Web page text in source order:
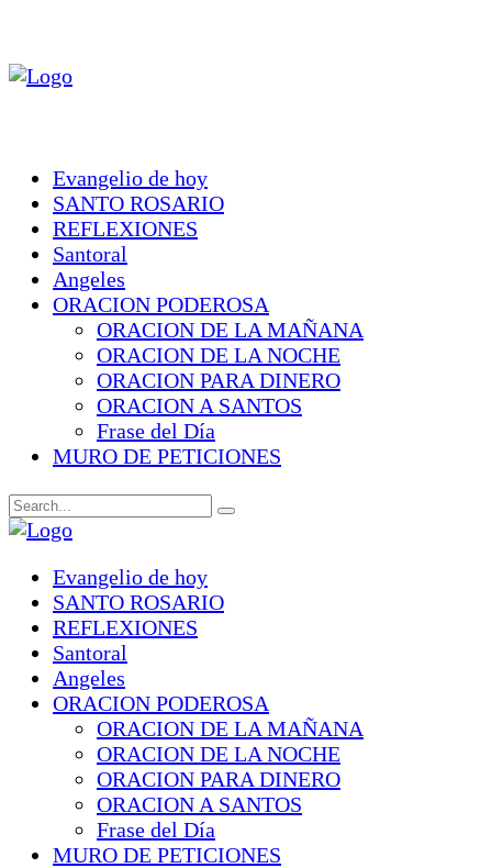
Evangelio de hoy
SANTO ROSARIO
REFLEXIONES
Santoral
Angeles
ORACION PODEROSA
ORACION DE LA MAÑANA
ORACION DE LA NOCHE
ORACION PARA DINERO
ORACION A SANTOS
Frase del Día
MURO DE PETICIONES
Evangelio de hoy
SANTO ROSARIO
REFLEXIONES
Santoral
Angeles
ORACION PODEROSA
ORACION DE LA MAÑANA
ORACION DE LA NOCHE
ORACION PARA DINERO
ORACION A SANTOS
Frase del Día
MURO DE PETICIONES